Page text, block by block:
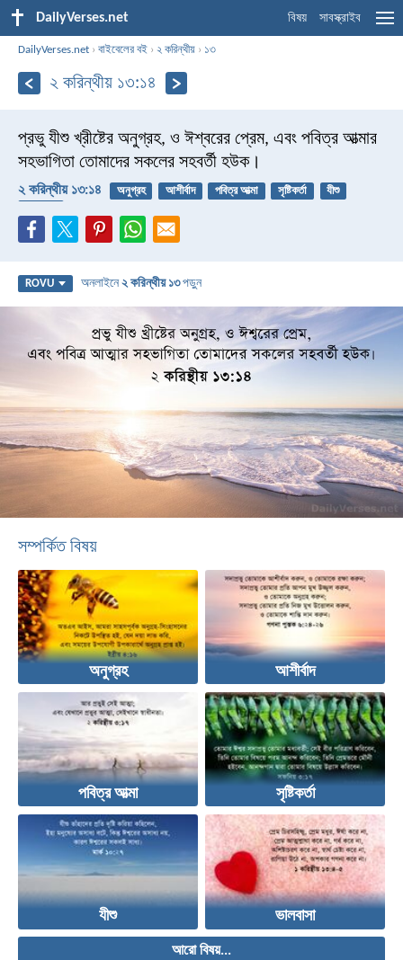
DailyVerses.net বিষয় সাবস্ক্রাইব
DailyVerses.net ›বাইবেলের বই ›২ করিন্থীয় › ১৩
২ করিন্থীয় ১৩:১৪
প্রভু যীশু খ্রীষ্টের অনুগ্রহ, ও ঈশ্বরের প্রেম, এবং পবিত্র আত্মার
সহভাগিতা তোমাদের সকলের সহবর্তী হউক।
২ করিন্থীয় ১৩:১৪ অনুগ্রহ আশীর্বাদ পবিত্র আত্মা সৃষ্টিকর্তা
যীশু
ROVU অনলাইনে২ করিন্থীয় ১৩পড়ুন
সম্পর্কিত বিষয়
অনুগ্রহ আশীর্বাদ
পবিত্র আত্মা সৃষ্টিকর্তা
যীশু ভালবাসা
আরো বিষয়...